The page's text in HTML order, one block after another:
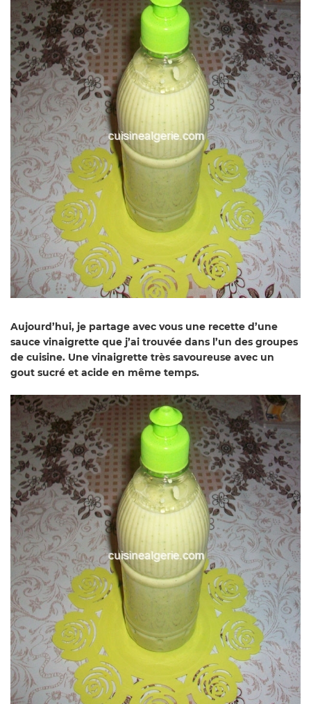
Aujourd’hui, je partage avec vous une recette d’une
sauce vinaigrette que j’ai trouvée dans l’un des groupes
de cuisine. Une vinaigrette très savoureuse avec un
gout sucré et acide en même temps.